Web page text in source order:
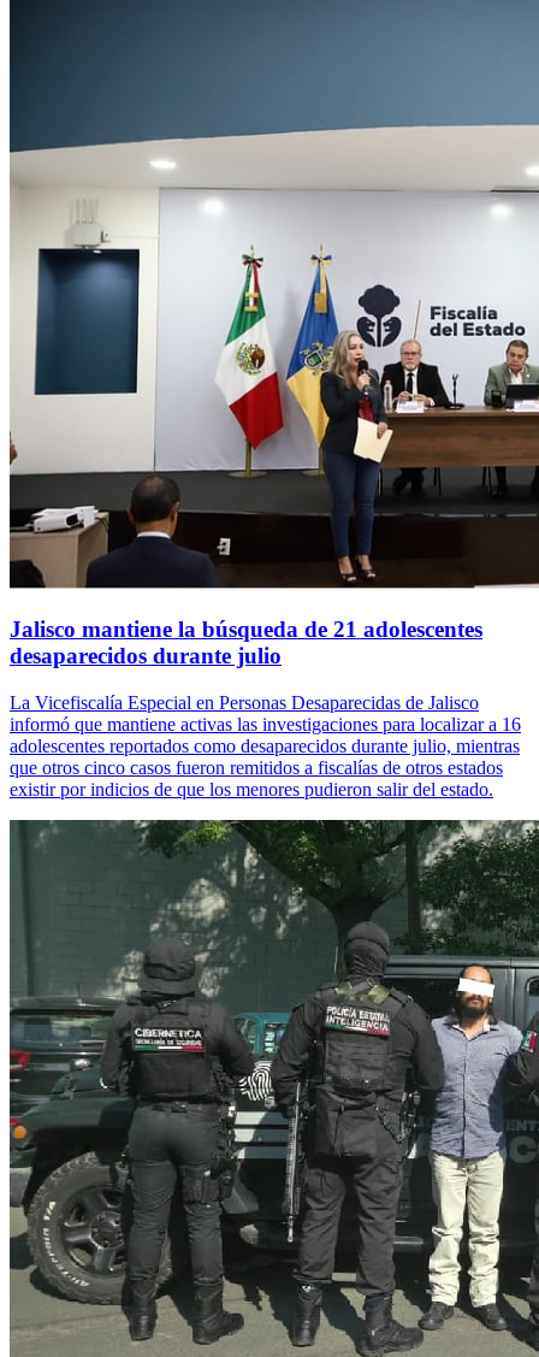
Jalisco mantiene la búsqueda de 21 adolescentes
desaparecidos durante julio
La Vicefiscalía Especial en Personas Desaparecidas de Jalisco
informó que mantiene activas las investigaciones para localizar a 16
adolescentes reportados como desaparecidos durante julio, mientras
que otros cinco casos fueron remitidos a fiscalías de otros estados
existir por indicios de que los menores pudieron salir del estado.